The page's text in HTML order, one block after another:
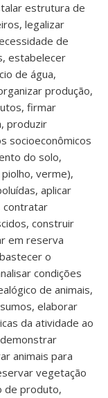
estrutura de
legalizar
de
estabelecer
de água,
produção,
firmar
produzir
socioeconômicos
do solo,
verme),
aplicar
contratar
construir
em reserva
o
condições
de animais,
elaborar
da atividade ao
animais para
vegetação
de produto,